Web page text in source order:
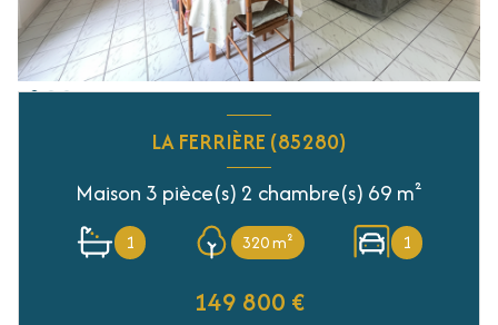
LA FERRIÈRE (85280)
Maison 3 pièce(s) 2 chambre(s) 69 m²
1 320 m² 1
149 800 €